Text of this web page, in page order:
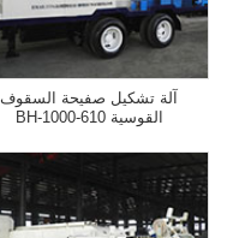
آلة تشكيل صفيحة السقوف
القوسية BH-1000-610